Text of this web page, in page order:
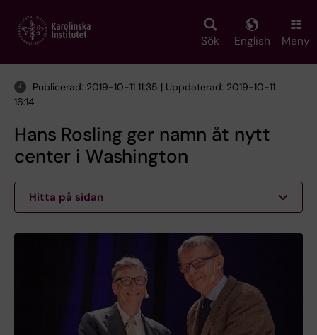
main
Sök English Meny
Publicerad: 2019-10-11 11:35 | Uppdaterad: 2019-10-11
16:14
Hans Rosling ger namn åt nytt
center i Washington
Hitta på sidan